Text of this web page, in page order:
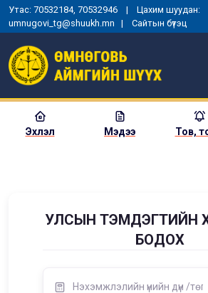
Утас: 70532184, 70532946 | Цахим шуудан:
umnugovi_tg@shuukh.mn | Сайтын бүтэц
Эхлэл Мэдээ Тов,
УЛСЫН ТЭМДЭГТИЙН
БОДОХ